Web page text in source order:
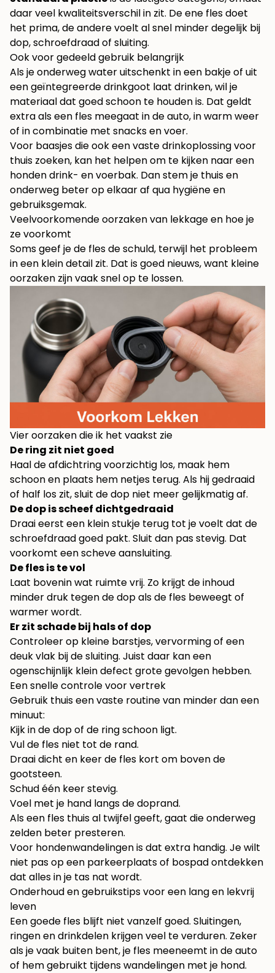
daar veel kwaliteitsverschil in zit. De ene fles doet
het prima, de andere voelt al snel minder degelijk bij
dop, schroefdraad of sluiting.
Ook voor gedeeld gebruik belangrijk
Als je onderweg water uitschenkt in een bakje of uit
een geïntegreerde drinkgoot laat drinken, wil je
materiaal dat goed schoon te houden is. Dat geldt
extra als een fles meegaat in de auto, in warm weer
of in combinatie met snacks en voer.
Voor baasjes die ook een vaste drinkoplossing voor
thuis zoeken, kan het helpen om te kijken naar een
honden drink- en voerbak. Dan stem je thuis en
onderweg beter op elkaar af qua hygiëne en
gebruiksgemak.
Veelvoorkomende oorzaken van lekkage en hoe je
ze voorkomt
Soms geef je de fles de schuld, terwijl het probleem
in een klein detail zit. Dat is goed nieuws, want kleine
oorzaken zijn vaak snel op te lossen.
Vier oorzaken die ik het vaakst zie
De ring zit niet goed
Haal de afdichtring voorzichtig los, maak hem
schoon en plaats hem netjes terug. Als hij gedraaid
of half los zit, sluit de dop niet meer gelijkmatig af.
De dop is scheef dichtgedraaid
Draai eerst een klein stukje terug tot je voelt dat de
schroefdraad goed pakt. Sluit dan pas stevig. Dat
voorkomt een scheve aansluiting.
De fles is te vol
Laat bovenin wat ruimte vrij. Zo krijgt de inhoud
minder druk tegen de dop als de fles beweegt of
warmer wordt.
Er zit schade bij hals of dop
Controleer op kleine barstjes, vervorming of een
deuk vlak bij de sluiting. Juist daar kan een
ogenschijnlijk klein defect grote gevolgen hebben.
Een snelle controle voor vertrek
Gebruik thuis een vaste routine van minder dan een
minuut:
Kijk in de dop of de ring schoon ligt.
Vul de fles niet tot de rand.
Draai dicht en keer de fles kort om boven de
gootsteen.
Schud één keer stevig.
Voel met je hand langs de doprand.
Als een fles thuis al twijfel geeft, gaat die onderweg
zelden beter presteren.
Voor hondenwandelingen is dat extra handig. Je wilt
niet pas op een parkeerplaats of bospad ontdekken
dat alles in je tas nat wordt.
Onderhoud en gebruikstips voor een lang en lekvrij
leven
Een goede fles blijft niet vanzelf goed. Sluitingen,
ringen en drinkdelen krijgen veel te verduren. Zeker
als je vaak buiten bent, je fles meeneemt in de auto
of hem gebruikt tijdens wandelingen met je hond.